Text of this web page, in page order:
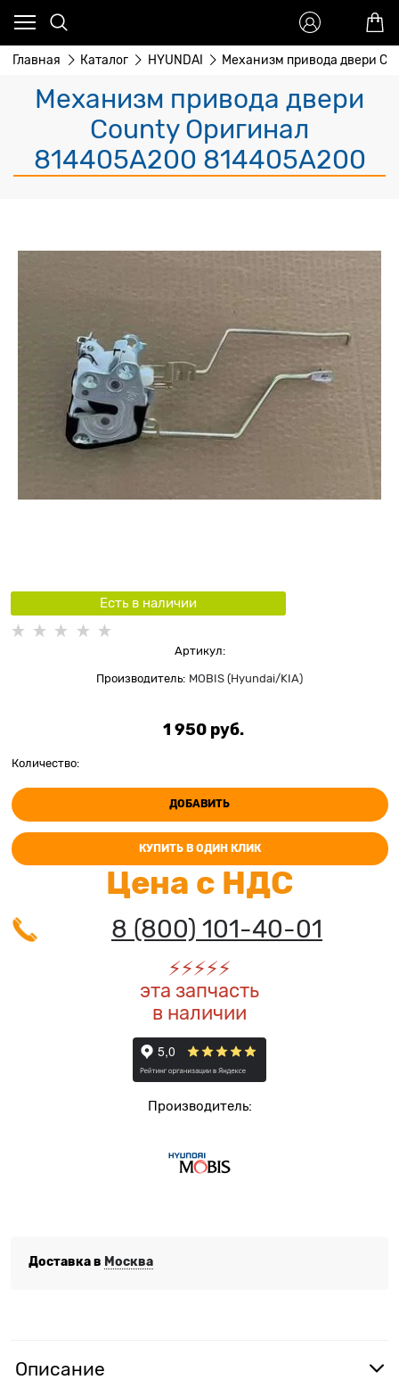
Главная Каталог HYUNDAI Механизм привода двери
Механизм привода двери
County Оригинал
814405A200 814405A200
Есть в наличии
Артикул:
Производитель: MOBIS (Hyundai/KIA)
1 950 руб.
Количество:
ДОБАВИТЬ
КУПИТЬ В ОДИН КЛИК
Цена с НДС
8 (800) 101-40-01
⚡️⚡️⚡️⚡️⚡️
эта запчасть
в наличии
Производитель:
Доставка в Москва
Описание